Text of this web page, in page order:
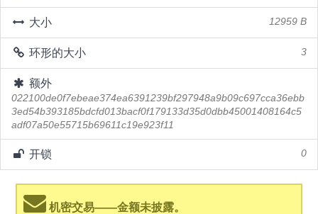
大小 12959 B
环形的大小 3
额外
022100de0f7ebeae374ea6391239bf297948a9b09c697cca36ebb
3ed54b393185bdcfd013bacf0f179133d35d0dbb45001408164c5
adf07a50e55715b69611c19e923f11
开锁 0
机密交易——金额未披露。